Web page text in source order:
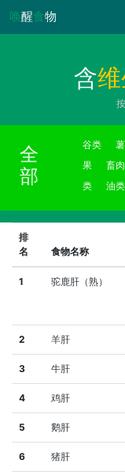
唤醒食物
含
全
部
谷类
果
畜肉
类
油类
排
名
食物名称
1 驼鹿肝（熟）
2 羊肝
3 牛肝
4 鸡肝
5 鹅肝
6 猪肝